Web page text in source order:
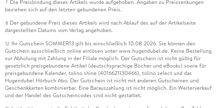
7 Die Preisbindung dieses Artikels wurde aufgehoben. Angaben zu Preissenkungen
beziehen sich auf den letzten gebundenen Preis.
8 Der gebundene Preis dieses Artikels wird nach Ablauf des auf der Artikelseite
dargestellten Datums vom Verlag angehoben.
12 Ihr Gutschein SOMMER13 gilt bis einschließlich 10.08.2026. Sie können den
Gutschein ausschließlich online einlösen unter www.hugendubel.de. Keine Bestellung
zur Abholung mit Zahlung in der Filiale möglich. Der Gutschein ist nicht gültig für
gesetzlich preisgebundene Artikel (deutschsprachige Bücher und eBooks) sowie für
preisgebundene Kalender, tolino shine (4016621130466), tolino select und das
Hugendubel Hörbuch Abo. Der Gutschein ist nicht mit anderen Gutscheinen und
Geschenkkarten kombinierbar. Eine Barauszahlung ist nicht möglich. Ein Weiterverkauf
und der Handel des Gutscheincodes sind nicht gestattet.